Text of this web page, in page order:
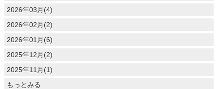
2026年03月(4)
2026年02月(2)
2026年01月(6)
2025年12月(2)
2025年11月(1)
もっとみる